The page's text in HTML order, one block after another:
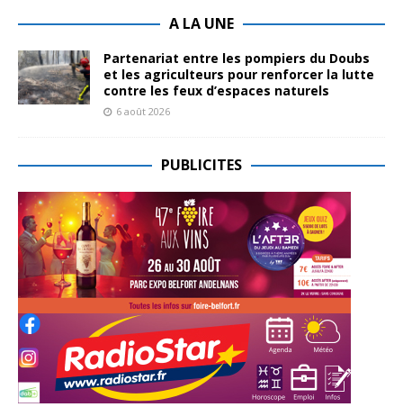
A LA UNE
Partenariat entre les pompiers du Doubs
et les agriculteurs pour renforcer la lutte
contre les feux d’espaces naturels
6 août 2026
PUBLICITES